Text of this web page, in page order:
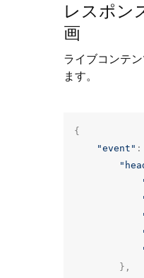
レスポン
画
ライブコンテ
ます。
{
"event" :
},